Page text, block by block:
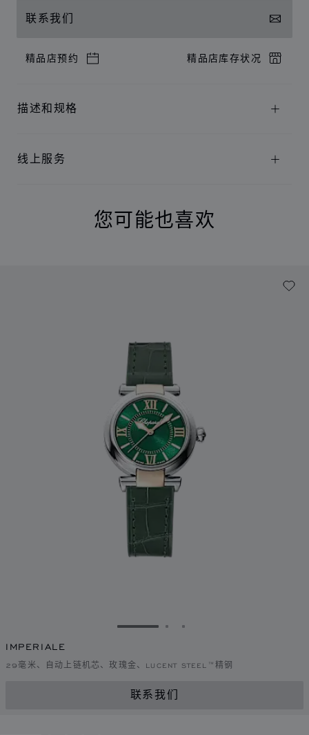
联系我们
精品店预约 精品店库存状况
描述和规格
线上服务
您可能也喜欢
转到幻灯片 1转到幻灯片 2
转到幻灯片 3
IMPERIALE
29毫米、自动上链机芯、玫瑰金、LUCENT STEEL™精钢
联系我们